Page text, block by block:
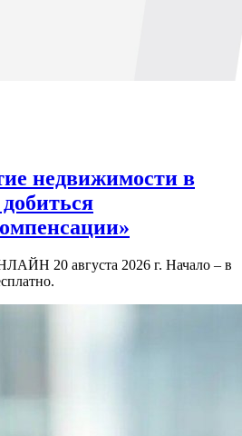
недвижимости в
20 августа 2026 г. Начало – в